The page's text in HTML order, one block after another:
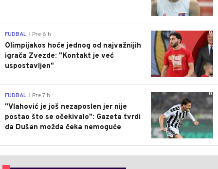
0
FUDBAL Pre 6 h
Olimpijakos hoće jednog od najvažnijih
igrača Zvezde: "Kontakt je već
uspostavljen"
0
FUDBAL Pre 7 h
"Vlahović je još nezaposlen jer nije
postao što se očekivalo": Gazeta tvrdi
da Dušan možda čeka nemoguće